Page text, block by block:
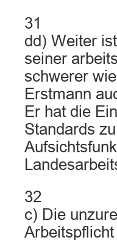
31
dd) Weiter
seiner
schwerer
Erstmann
Er hat die
Standards
32
c) Die